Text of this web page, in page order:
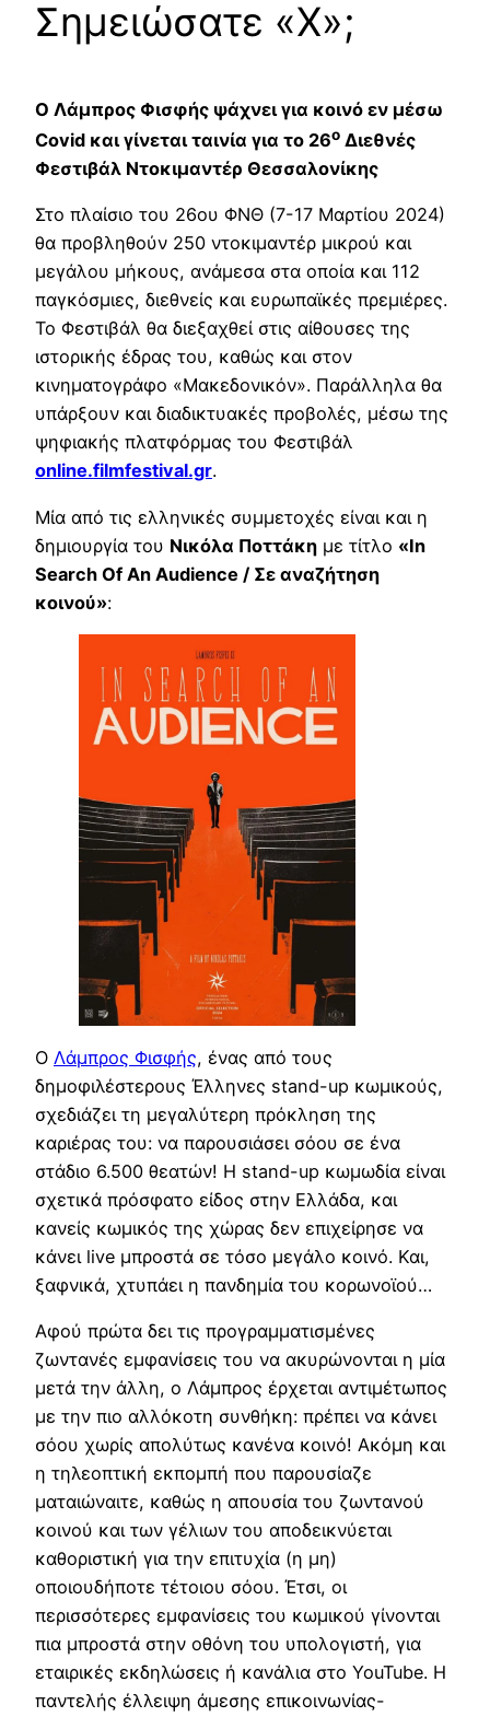
Σημειώσατε «Χ»;
Ο Λάμπρος Φισφής ψάχνει για κοινό εν μέσω
Covid και γίνεται ταινία για το 26ο Διεθνές
Φεστιβάλ Ντοκιμαντέρ Θεσσαλονίκης
Στο πλαίσιο του 26ου ΦΝΘ (7-17 Μαρτίου 2024)
θα προβληθούν 250 ντοκιμαντέρ μικρού και
μεγάλου μήκους, ανάμεσα στα οποία και 112
παγκόσμιες, διεθνείς και ευρωπαϊκές πρεμιέρες.
Το Φεστιβάλ θα διεξαχθεί στις αίθουσες της
ιστορικής έδρας του, καθώς και στον
κινηματογράφο «Μακεδονικόν». Παράλληλα θα
υπάρξουν και διαδικτυακές προβολές, μέσω της
ψηφιακής πλατφόρμας του Φεστιβάλ
online.filmfestival.gr.
Μία από τις ελληνικές συμμετοχές είναι και η
δημιουργία του Νικόλα Ποττάκη με τίτλο «In
Search Of An Audience / Σε αναζήτηση
κοινού»:
Ο Λάμπρος Φισφής, ένας από τους
δημοφιλέστερους Έλληνες stand-up κωμικούς,
σχεδιάζει τη μεγαλύτερη πρόκληση της
καριέρας του: να παρουσιάσει σόου σε ένα
στάδιο 6.500 θεατών! Η stand-up κωμωδία είναι
σχετικά πρόσφατο είδος στην Ελλάδα, και
κανείς κωμικός της χώρας δεν επιχείρησε να
κάνει live μπροστά σε τόσο μεγάλο κοινό. Και,
ξαφνικά, χτυπάει η πανδημία του κορωνοϊού…
Αφού πρώτα δει τις προγραμματισμένες
ζωντανές εμφανίσεις του να ακυρώνονται η μία
μετά την άλλη, ο Λάμπρος έρχεται αντιμέτωπος
με την πιο αλλόκοτη συνθήκη: πρέπει να κάνει
σόου χωρίς απολύτως κανένα κοινό! Ακόμη και
η τηλεοπτική εκπομπή που παρουσίαζε
ματαιώναιτε, καθώς η απουσία του ζωντανού
κοινού και των γέλιων του αποδεικνύεται
καθοριστική για την επιτυχία (η μη)
οποιουδήποτε τέτοιου σόου. Έτσι, οι
περισσότερες εμφανίσεις του κωμικού γίνονται
πια μπροστά στην οθόνη του υπολογιστή, για
εταιρικές εκδηλώσεις ή κανάλια στο YouTube. Η
παντελής έλλειψη άμεσης επικοινωνίας-